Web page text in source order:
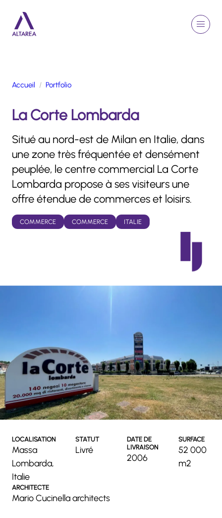
Menu
ACTIVITÉS
TALENTS
FINANCE
NEWSROOM
PORTFOLIO
Rechercher
Accueil Portfolio
La Corte Lombarda
Situé au nord-est de Milan en Italie, dans
une zone très fréquentée et densément
peuplée, le centre commercial La Corte
Lombarda propose à ses visiteurs une
offre étendue de commerces et loisirs.
COMMERCE COMMERCE ITALIE
LOCALISATION
Massa
Lombarda,
Italie
STATUT
Livré
DATE DE
LIVRAISON
2006
SURFACE
52 000
m2
ARCHITECTE
Mario Cucinella architects